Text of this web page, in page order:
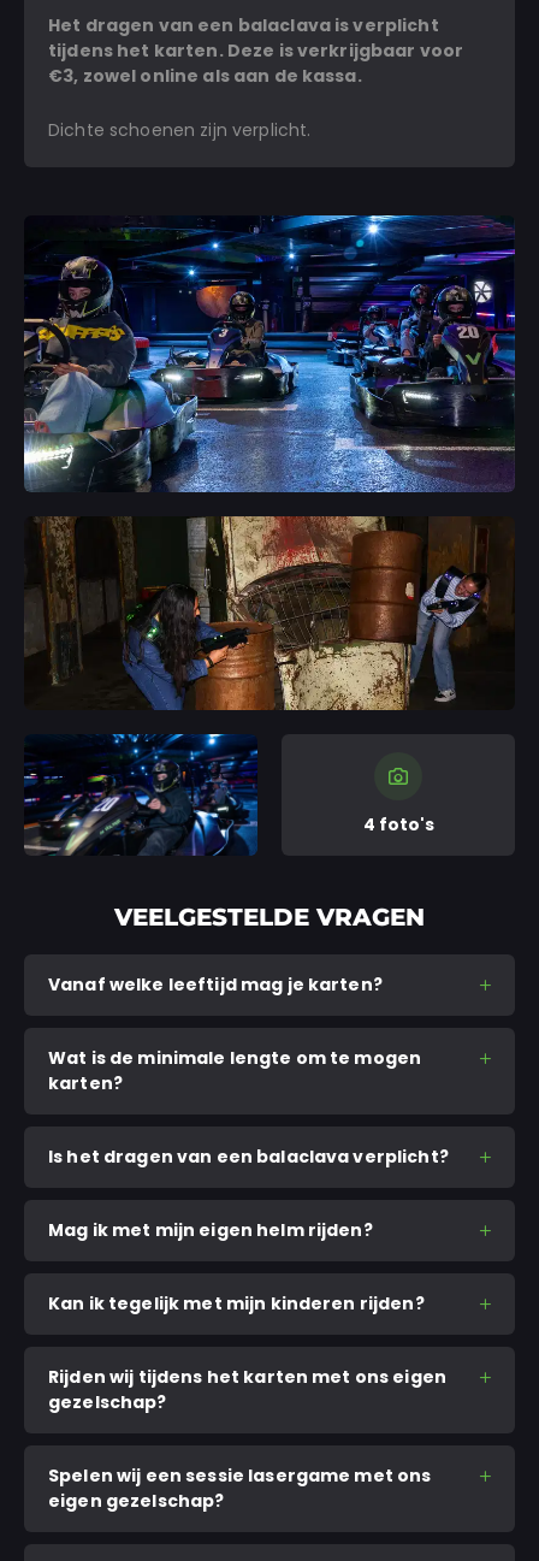
Het dragen van een balaclava is verplicht
tijdens het karten. Deze is verkrijgbaar voor
€3, zowel online als aan de kassa.
Dichte schoenen zijn verplicht.
4 foto's
VEELGESTELDE VRAGEN
Vanaf welke leeftijd mag je karten?
Wat is de minimale lengte om te mogen
karten?
Is het dragen van een balaclava verplicht?
Mag ik met mijn eigen helm rijden?
Kan ik tegelijk met mijn kinderen rijden?
Rijden wij tijdens het karten met ons eigen
gezelschap?
Spelen wij een sessie lasergame met ons
eigen gezelschap?